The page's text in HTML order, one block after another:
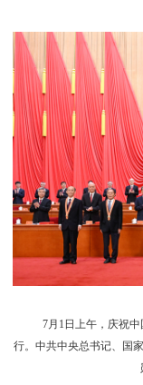
7月1日上午，庆祝
行。中共中央总书记、国